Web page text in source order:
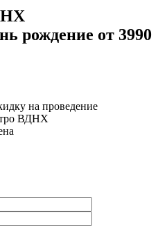
рождение от 3990
на проведение
ВДНХ